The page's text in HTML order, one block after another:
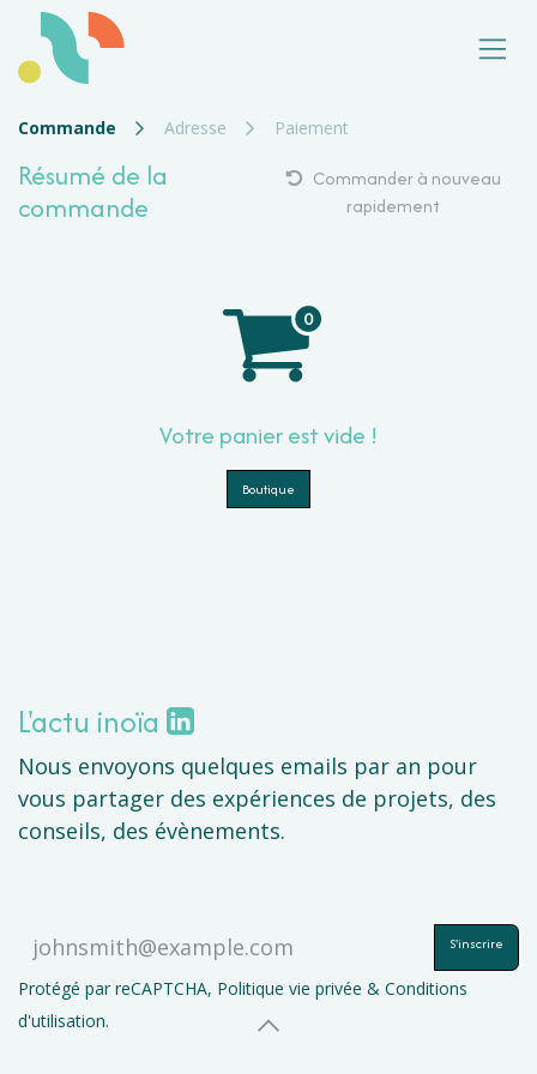
Se rendre au contenu
Commande Adresse Paiement
Résumé de la
commande
Commander à nouveau
rapidement
Votre panier est vide !
Boutique
L'actu inoïa
Nous envoyons quelques emails par an pour
vous partager des expériences de projets, des
conseils, des évènements.
S'inscrire
Protégé par reCAPTCHA, Politique vie privée & Conditions
d'utilisation.